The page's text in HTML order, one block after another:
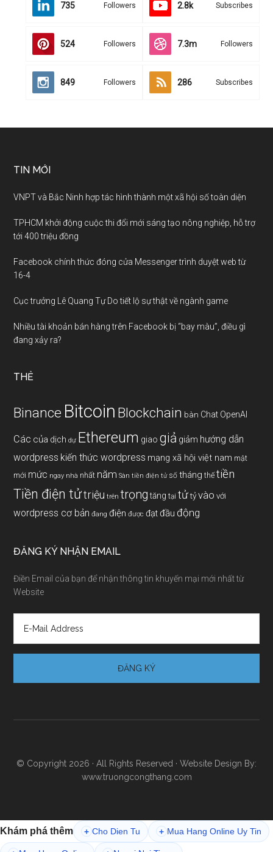
735 Followers 2.8k Subscribes
524 Followers 7.3m Followers
849 Followers 286 Subscribes
TIN MỚI
VNPT và Bắc Ninh hợp tác hình thành một xã hội số toàn diện
TPHCM khởi động cuộc thi đổi mới sáng tạo nông nghiệp, hỗ trợ
tới 400 triệu đồng
Facebook chính thức đóng cửa Messenger trình duyệt web từ
16-4
Cục trưởng Lê Quang Tự Do tiết lộ sự thật về ngành game
Nhiều tài khoản bán hàng trên Facebook bị “bay màu”, điều gì
đang xảy ra?
THẺ
Binance Bitcoin Blockchain bàn Chat OpenAI
Các của dịch dự Ethereum giao giả giảm hướng dẫn
wordpress kiến thức wordpress mạng xã hội việt nam mật
mới mức ngay nhà nhất năm Sàn tiền điện tử số tháng thế tiền
Tiền điện tửtriệu trên trọng tăng tại tử tỷ vào với
wordpress cơ bản đang điện được đạtđầu động
ĐĂNG KÝ NHẬN EMAIL
Điền Email của bạn để nhận thông tin khuyến mại mới nhất từ
Website
© Copyright 2026 · All Rights Reserved · Website Design By:
www.truongcongthang.com
Khám phá thêm + Cho Dien Tu + Mua Hang Online Uy Tin